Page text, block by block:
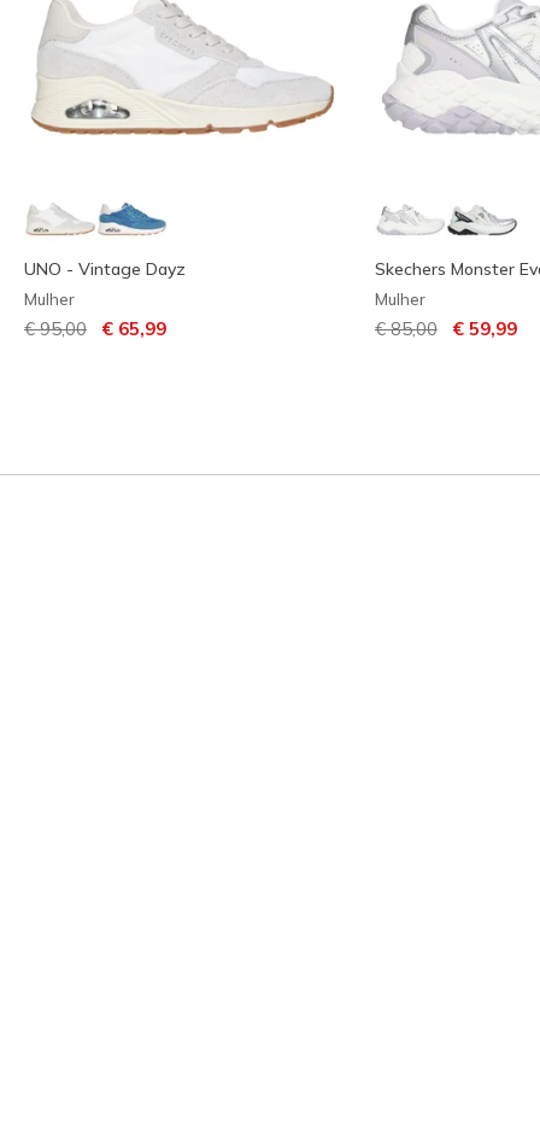
UNO - Vintage Dayz
Mulher
Preço com desconto de
€ 95,00 para
€ 65,99
Skechers Monster
Mulher
Preço com
€ 85,00para
€ 59,99